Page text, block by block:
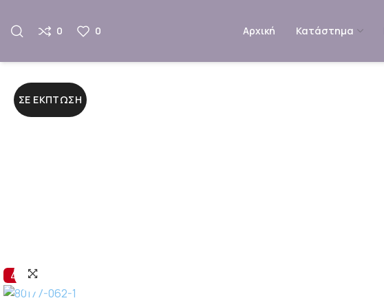
0 0 Αρχική Κατάστημα
40%
ΣΕ ΈΚΠΤΩΣΗ